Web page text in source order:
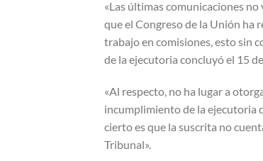
«Las últimas comunicaciones
que el Congreso de la Unión ha
trabajo en comisiones, esto sin
de la ejecutoria concluyó el 15
«Al respecto, no ha lugar a
incumplimiento de la ejecutoria
cierto es que la suscrita no
Tribunal».